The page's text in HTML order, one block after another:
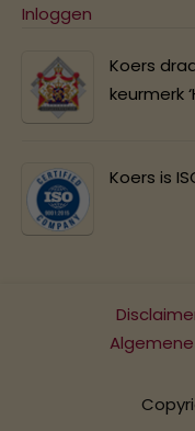
Inloggen
Koers
keurmerk
Koers is